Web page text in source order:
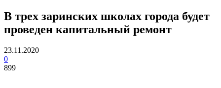
В трех заринских школах города будет
проведен капитальный ремонт
23.11.2020
0
899